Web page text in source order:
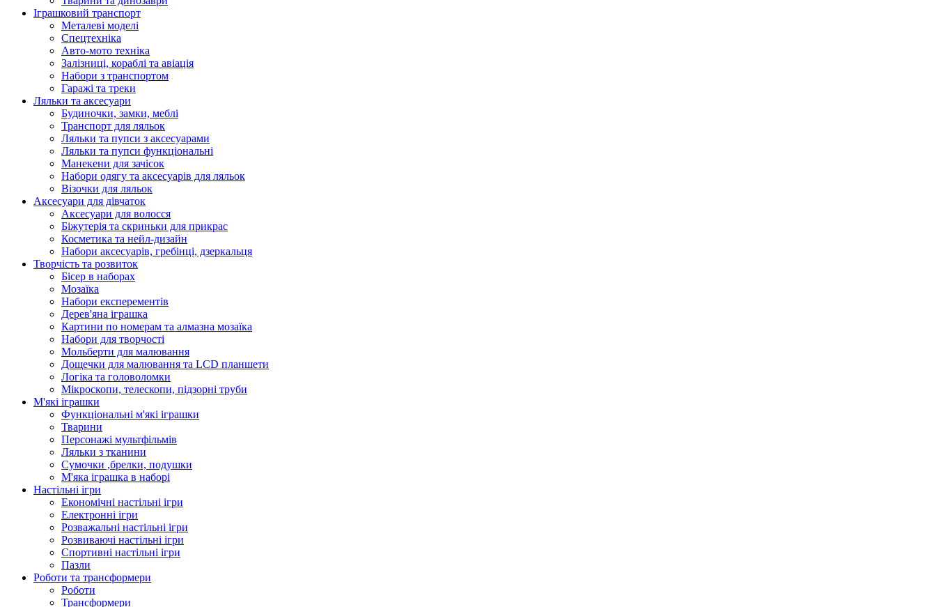
Іграшковий транспорт
Металеві моделі
Спецтехніка
Авто-мото техніка
Залізниці, кораблі та авіація
Набори з транспортом
Гаражі та треки
Ляльки та аксесуари
Будиночки, замки, меблі
Транспорт для ляльок
Ляльки та пупси з аксесуарами
Ляльки та пупси функціональні
Манекени для зачісок
Набори одягу та аксесуарів для ляльок
Візочки для ляльок
Аксесуари для дівчаток
Аксесуари для волосся
Біжутерія та скриньки для прикрас
Косметика та нейл-дизайн
Набори аксесуарів, гребінці, дзеркальця
Творчість та розвиток
Бісер в наборах
Мозаїка
Набори експерементів
Дерев'яна іграшка
Картини по номерам та алмазна мозаїка
Набори для творчості
Мольберти для малювання
Дощечки для малювання та LCD планшети
Логіка та головоломки
Мікроскопи, телескопи, підзорні труби
М'які іграшки
Функціональні м'які іграшки
Тварини
Персонажі мультфільмів
Ляльки з тканини
Сумочки ,брелки, подушки
М'яка іграшка в наборі
Настільні ігри
Економічні настільні ігри
Електронні ігри
Розважальні настільні ігри
Розвиваючі настільні ігри
Спортивні настільні ігри
Пазли
Роботи та трансформери
Роботи
Трансформери